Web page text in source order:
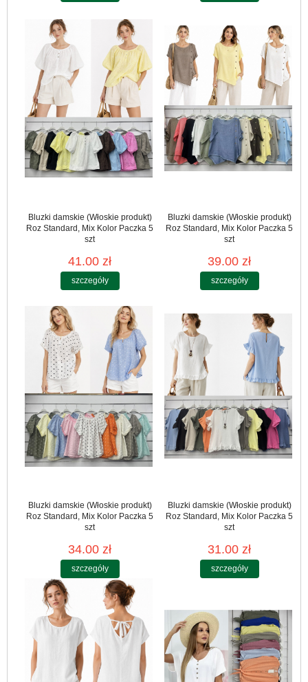
Bluzki damskie (Włoskie produkt)
Roz Standard, Mix Kolor Paczka 5
szt
41.00 zł
szczegóły
Bluzki damskie (Włoskie produkt)
Roz Standard, Mix Kolor Paczka 5
szt
39.00 zł
szczegóły
Bluzki damskie (Włoskie produkt)
Roz Standard, Mix Kolor Paczka 5
szt
34.00 zł
szczegóły
Bluzki damskie (Włoskie produkt)
Roz Standard, Mix Kolor Paczka 5
szt
31.00 zł
szczegóły